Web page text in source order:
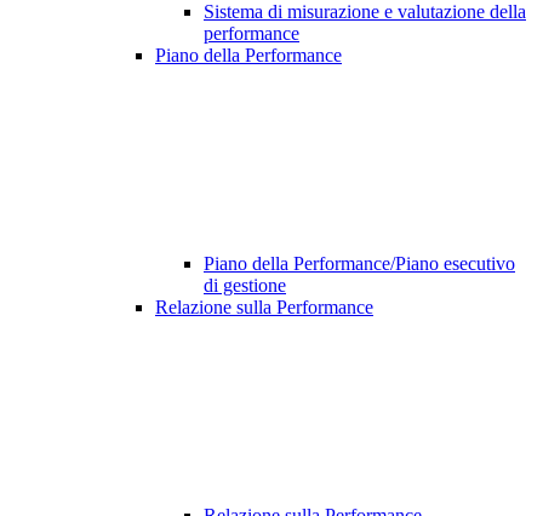
Sistema di misurazione e valutazione della
performance
Piano della Performance
Piano della Performance/Piano esecutivo
di gestione
Relazione sulla Performance